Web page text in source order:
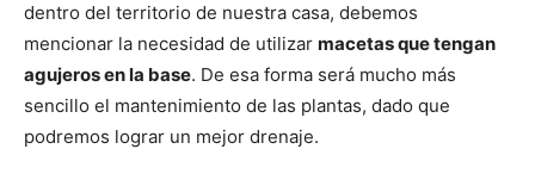
dentro del territorio de nuestra casa, debemos
mencionar la necesidad de utilizar macetas que tengan
agujeros en la base. De esa forma será mucho más
sencillo el mantenimiento de las plantas, dado que
podremos lograr un mejor drenaje.